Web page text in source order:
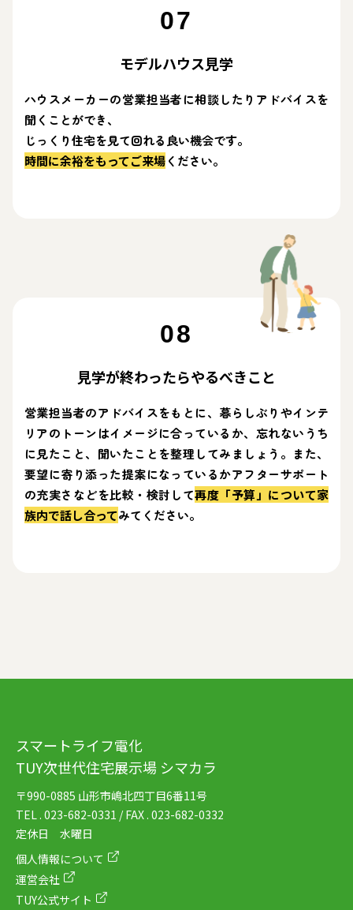
07
モデルハウス見学
ハウスメーカーの営業担当者に相談したりアドバイスを
聞くことができ、
じっくり住宅を見て回れる良い機会です。
時間に余裕をもってご来場ください。
08
見学が終わったらやるべきこと
営業担当者のアドバイスをもとに、暮らしぶりやインテ
リアのトーンはイメージに合っているか、忘れないうち
に見たこと、聞いたことを整理してみましょう。また、
要望に寄り添った提案になっているかアフターサポート
の充実さなどを比較・検討して再度「予算」について家
族内で話し合ってみてください。
スマートライフ電化
TUY次世代住宅展示場 シマカラ
〒990-0885 山形市嶋北四丁目6番11号
TEL . 023-682-0331 / FAX . 023-682-0332
定休日 水曜日
個人情報について
運営会社
TUY公式サイト